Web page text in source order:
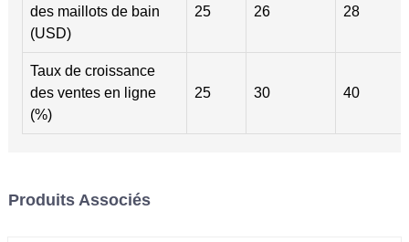
des maillots de bain
(USD)
25 26 28
Taux de croissance
des ventes en ligne
(%)
25 30 40
Produits Associés